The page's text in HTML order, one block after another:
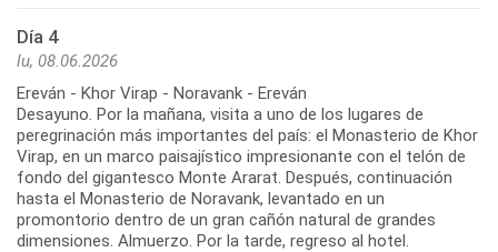
Día 4
lu, 08.06.2026
Ereván - Khor Virap - Noravank - Ereván
Desayuno. Por la mañana, visita a uno de los lugares de
peregrinación más importantes del país: el Monasterio de Khor
Virap, en un marco paisajístico impresionante con el telón de
fondo del gigantesco Monte Ararat. Después, continuación
hasta el Monasterio de Noravank, levantado en un
promontorio dentro de un gran cañón natural de grandes
dimensiones. Almuerzo. Por la tarde, regreso al hotel.